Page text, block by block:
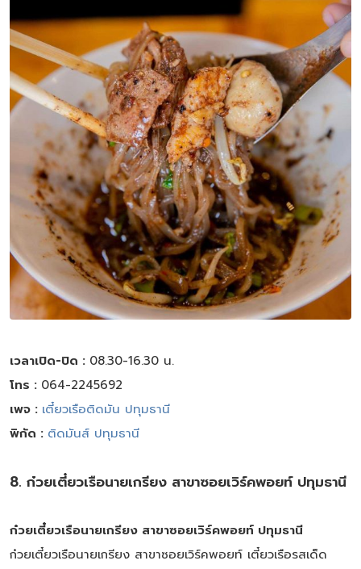
เวลาเปิด-ปิด : 08.30-16.30 น.
โทร : 064-2245692
เพจ : เตี๋ยวเรือติดมัน ปทุมธานี
พิกัด : ติดมันส์​ ปทุมธานี
8. ก๋วยเตี๋ยวเรือนายเกรียง สาขาซอยเวิร์คพอยท์ ปทุมธานี
ก๋วยเตี๋ยวเรือนายเกรียง สาขาซอยเวิร์คพอยท์ ปทุมธานี
ก๋วยเตี๋ยวเรือนายเกรียง สาขาซอยเวิร์คพอยท์ เตี๋ยวเรือรสเด็ด